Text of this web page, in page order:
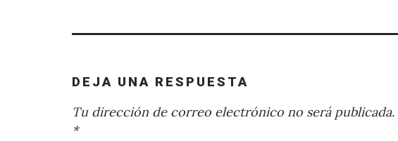
DEJA UNA RESPUESTA
Tu dirección de correo electrónico no será publicada.
*